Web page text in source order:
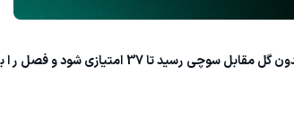
تیم اخمت گروزنی در غیاب مدافع ایرانی خود به تساوی